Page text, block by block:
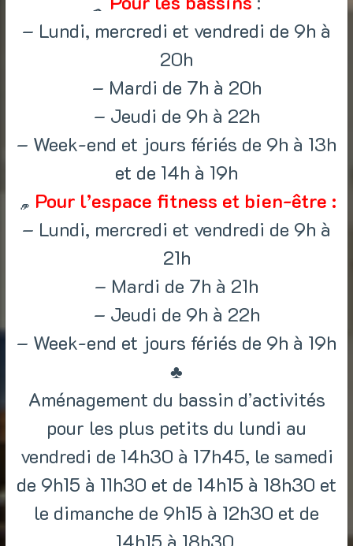
– Lundi, mercredi et vendredi de 9h à
20h
– Mardi de 7h à 20h
– Jeudi de 9h à 22h
– Week-end et jours fériés de 9h à 13h
et de 14h à 19h
Pour l’espace fitness et bien-être :
– Lundi, mercredi et vendredi de 9h à
21h
– Mardi de 7h à 21h
– Jeudi de 9h à 22h
– Week-end et jours fériés de 9h à 19h
♣
Aménagement du bassin d’activités
pour les plus petits du lundi au
vendredi de 14h30 à 17h45, le samedi
de 9h15 à 11h30 et de 14h15 à 18h30 et
le dimanche de 9h15 à 12h30 et de
14h15 à 18h30.